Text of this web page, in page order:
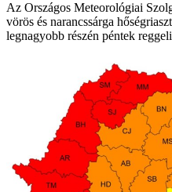
Az Országos Meteorológiai
vörös és narancssárga
legnagyobb részén péntek